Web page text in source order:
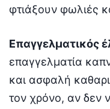
φτιάξουν φωλιές
Επαγγελματικός
επαγγελματία
και ασφαλή
τον χρόνο, αν δεν